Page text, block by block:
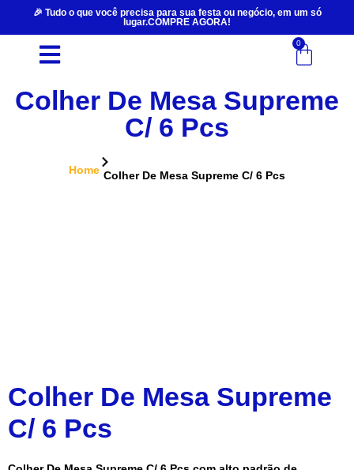
🎉 Tudo o que você precisa para sua festa ou negócio, em um só
lugar.COMPRE AGORA!
0
Colher De Mesa Supreme
C/ 6 Pcs
Home Colher De Mesa Supreme C/ 6 Pcs
Colher De Mesa Supreme
C/ 6 Pcs